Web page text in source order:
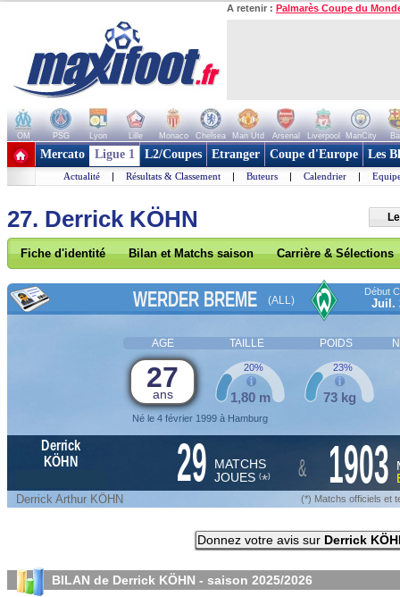
A retenir : Palmarès Coupe du
OM PSG Lyon Lille Monaco Chelsea Man Utd Arsenal Liverpool ManCity
+ de clubs
Mercato Ligue 1 L2/Coupes Etranger Coupe d'Europe Les
Actualité | Résultats & Classement | Buteurs | Calendrier |
27. Derrick KÖHN
Fiche d'identité Bilan et Matchs saison Carrière & Sélections
WERDER BREME (ALL)
Début
Juil.
AGE TAILLE POIDS
27
ans
Né le 4 février 1999 à Hamburg
1,80 m
20%
73 kg
23%
Derrick
KÖHN
29 MATCHS
JOUES (*) & 1903
Derrick Arthur KÖHN (*) Matchs officiels et
Donnez votre avis sur Derrick
BILAN de Derrick KÖHN - saison 2025/2026